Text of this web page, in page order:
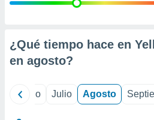
e
mediante
¿Qué tiempo hace en
en agosto?
Junio Julio Agosto